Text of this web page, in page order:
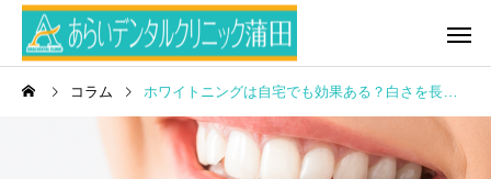
コラム ホワイトニングは自宅でも効果ある？白さを長持ちさせるコツを歯科医が解説